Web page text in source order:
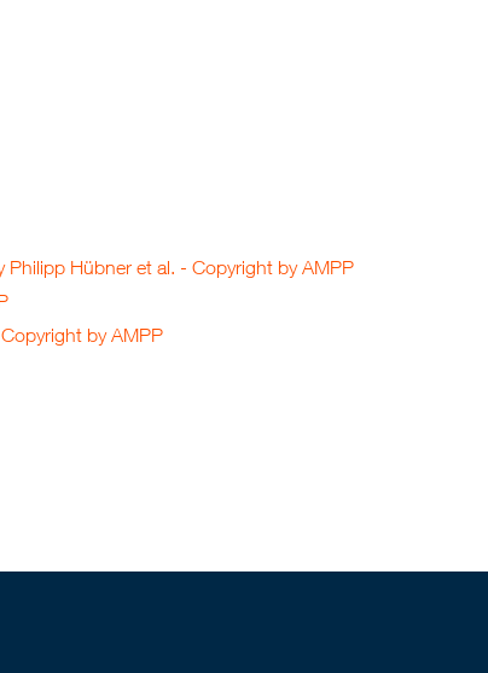
Hübner et al. - Copyright byAMPP
byAMPP